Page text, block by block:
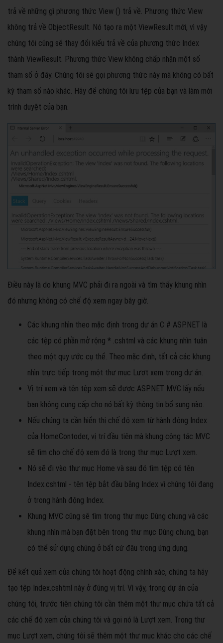
trả về những gì phương thức View () trả về. Phương thức View
không trả về ObjectResult. Nó tạo ra một ViewResult mới, vì vậy
chúng tôi cũng sẽ thay đổi kiểu trả về của phương thức Index
thành ViewResult. Phương thức View không chấp nhận một số
tham số ở đây. Chúng tôi sẽ gọi phương thức này mà không có bất
kỳ tham số nào khác. Hãy để chúng tôi lưu tệp của bạn và làm mới
trình duyệt của bạn.
Điều này là do khung MVC phải đi ra ngoài và tìm thấy khung nhìn
đó nhưng không có chế độ xem ngay bây giờ.
Các khung nhìn theo mặc định trong dự án C # ASP.NET là
các tệp có phần mở rộng * .cshtml và các khung nhìn tuân
theo một quy ước cụ thể. Theo mặc định, tất cả các khung
nhìn trực tiếp trong một thư mục Lượt xem trong dự án.
Vị trí xem và tên tệp xem sẽ được ASP.NET MVC lấy nếu
bạn không cung cấp cho nó bất kỳ thông tin bổ sung nào.
Nếu chúng ta cần hiển thị chế độ xem từ hành động Index
của HomeContoder, vị trí đầu tiên mà khung công tác MVC
sẽ tìm cho chế độ xem đó là trong thư mục Lượt xem.
Nó sẽ đi vào thư mục Home và sau đó tìm tệp có tên
Index.cshtml - tên tệp bắt đầu bằng Index vì chúng tôi đang
ở trong hành động Index.
Khung MVC cũng sẽ tìm trong thư mục Dùng chung và các
khung nhìn mà bạn đặt bên trong thư mục Dùng chung, bạn
có thể sử dụng chúng ở bất cứ đâu trong ứng dụng.
Để kết quả xem của chúng tôi hoạt động chính xác, chúng ta hãy
tạo tệp Index.cshtml này ở đúng vị trí. Vì vậy, trong dự án của
chúng tôi, trước tiên chúng tôi cần thêm một thư mục chứa tất cả
các chế độ xem của chúng tôi và gọi nó là Lượt xem. Trong thư
mục Lượt xem, chúng tôi sẽ thêm một thư mục khác cho các chế